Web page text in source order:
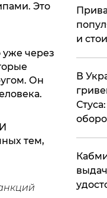
Это
уже через
Он
тем,
и
В